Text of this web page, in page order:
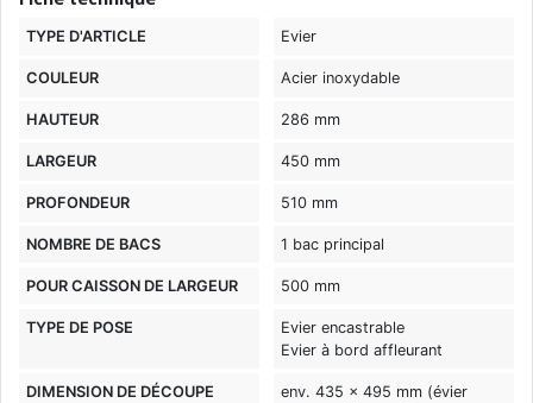
TYPE D'ARTICLE Evier
COULEUR Acier inoxydable
HAUTEUR 286 mm
LARGEUR 450 mm
PROFONDEUR 510 mm
NOMBRE DE BACS 1 bac principal
POUR CAISSON DE LARGEUR 500 mm
TYPE DE POSE
Evier encastrable
Evier à bord affleurant
DIMENSION DE DÉCOUPE
env. 435 x 495 mm (évier